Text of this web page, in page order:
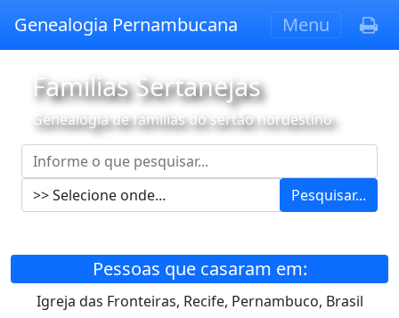
Genealogia Pernambucana Menu
Famílias Sertanejas
Genealogia de famílias do sertão nordestino
Pesquisar...
Pessoas que casaram em:
Igreja das Fronteiras, Recife, Pernambuco, Brasil